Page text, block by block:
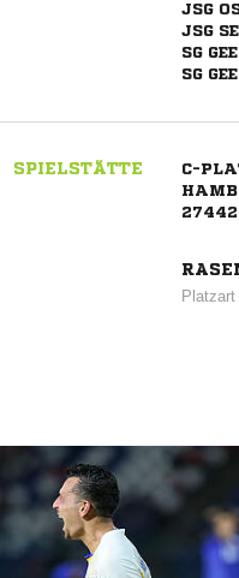
JSG
JSG
SG
SG
SPIELSTÄTTE
C-
27442
Platzart